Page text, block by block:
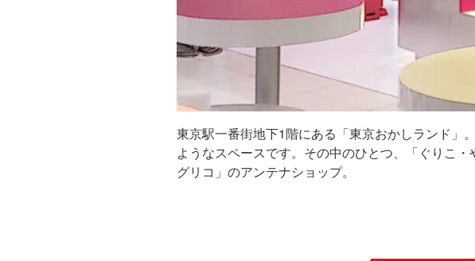
東京駅一番街地下1階にある「東京おかしランド」
ようなスペースです。その中のひとつ、「ぐりこ
グリコ」のアンテナショップ。